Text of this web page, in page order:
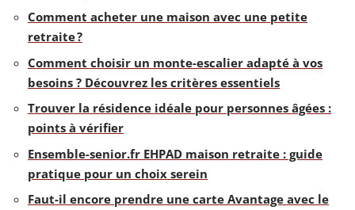
Comment acheter une maison avec une petite
retraite ?
Comment choisir un monte-escalier adapté à vos
besoins ? Découvrez les critères essentiels
Trouver la résidence idéale pour personnes âgées :
points à vérifier
Ensemble-senior.fr EHPAD maison retraite : guide
pratique pour un choix serein
Faut-il encore prendre une carte Avantage avec le